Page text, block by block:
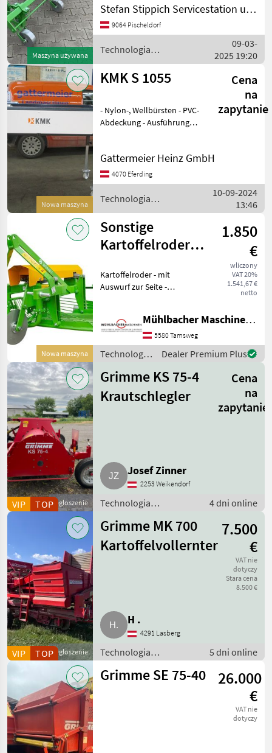
Maszyna używana
Neumaschine inklusive
Lieferung / Zustellung
innerhalb Österreichs!!
Stefan Stippich Servicestation und Handel
9064 Pischeldorf
Technologia
ziemniaczana / Sonstige
09-03-
2025 19:20
Nowa maszyna
KMK S 1055
Cena
na
zapytanie
- Nylon-, Wellbürsten - PVC-
Abdeckung - Ausführung
pulverbeschichtetem Stahl
- 10 Bürsten - Breite 55cm +
Frequenzumrichter d
Gattermeier Heinz GmbH
4070 Eferding
Technologia
ziemniaczana / KMK
10-09-2024
13:46
Nowa maszyna
Sonstige
Kartoffelroder
Seite
1.850
€
wliczony
VAT 20%
1.541,67 €
netto
Kartoffelroder - mit
Auswurf zur Seite -
auch unsere 1.500m² große
Ausstellungshalle!
Technologia zie
Mühlbacher Maschinen GmbH
5580 Tamsweg
Technologia
/ Sonstige
Dealer Premium Plus
Ogłoszenie
VIP TOP
Grimme KS 75-4
Krautschlegler
Cena
na
zapytanie
Josef Zinner
2253 Weikendorf
Technologia
rozwiązania
technologiczne dla
ziemniaków
4 dni online
Ogłoszenie
VIP TOP
Grimme MK 700
Kartoffelvollernter
7.500
€
VAT nie
dotyczy
Stara cena
8.500 €
H .
4291 Lasberg
Technologia
ziemniaczana / Inne
rozwiązania
5 dni online
Grimme SE 75-40
26.000
€
VAT nie
dotyczy